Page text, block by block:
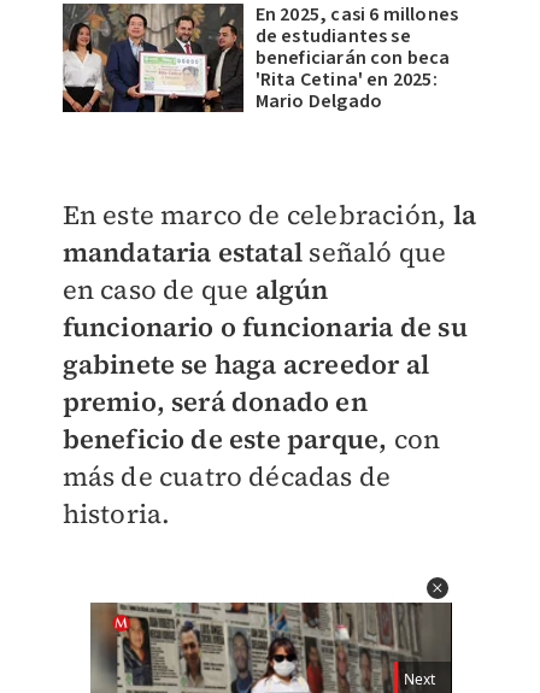
En 2025, casi 6 millones
de estudiantes se
beneficiarán con beca
'Rita Cetina' en 2025:
Mario Delgado
En este marco de celebración, la
mandataria estatal señaló que
en caso de que algún
funcionario o funcionaria de su
gabinete se haga acreedor al
premio, será donado en
beneficio de este parque, con
más de cuatro décadas de
historia.